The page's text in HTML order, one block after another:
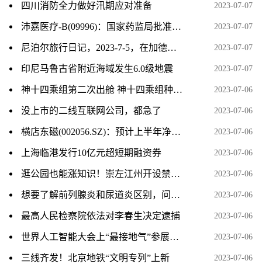
四川消防全力做好汛期应对准备 2023-07-07
沛嘉医疗-B(09996)：国家药监局批准DCwireTM微导丝注册申请 2023-07-07
尼泊尔旅行日记，2023-7-5，在加德满都的最后一天 2023-07-07
印尼马鲁古省附近海域发生6.0级地震 2023-07-07
神十四乘组第二次出舱 神十四乘组种的菜被吃了 基本情况讲解 2023-07-06
没上市的二线互联网公司，都急了 2023-07-06
横店东磁(002056.SZ)：预计上半年净利润同比增长48%～58% 2023-07-06
上海临港发行10亿元超短期融资券 2023-07-06
逛公园也能涨知识！崇左江州开设禁毒主题公园 2023-07-06
想要了解前列腺炎和尿道炎区别，问诊可以到江西抚州博大男科医院 2023-07-06
最高人民检察院依法对李春生决定逮捕 2023-07-06
世界人工智能大会上“最接地气”参展商：中西部县域数字就业中心组团亮相 2023-07-06
三线齐发！北京地铁“文明专列”上新 2023-07-06